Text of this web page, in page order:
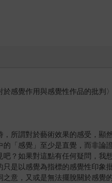
感覺作用與感覺性作品的批判〉
謂對於藝術效果的感受，顯
的「感覺」至少是直覺，而非
？如果對這點有任何疑問，我
只是以感覺為指標的感覺性印
意，又或是無法擺脫關於感覺